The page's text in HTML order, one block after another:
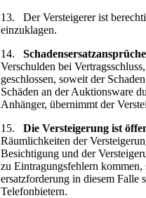
13. Der Versteigerer ist
einzuklagen.
14.
Verschulden bei
ge­schlossen, soweit der
Schäden an der Auktionsware
Anhänger, über­nimmt der
15. Die Versteigerung ist
Räumlichkeiten der
Besichtigung und der
zu Eintragungs­fehlern
ersatz­forderung in diesem Falle
Telefon­bietern.